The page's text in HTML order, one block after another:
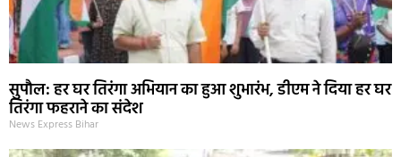
सुपौल: हर घर तिरंगा अभियान का हुआ शुभारंभ, डीएम ने दिया हर घर
तिरंगा फहराने का संदेश
News Express Bihar